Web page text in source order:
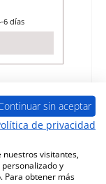
6 días
sin aceptar
de privacidad
nuestros visitantes,
y
Para obtener más